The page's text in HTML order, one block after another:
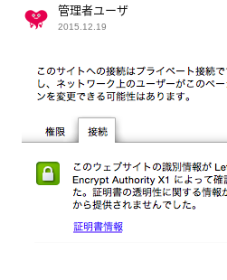
管理者ユーザ
2015.12.19